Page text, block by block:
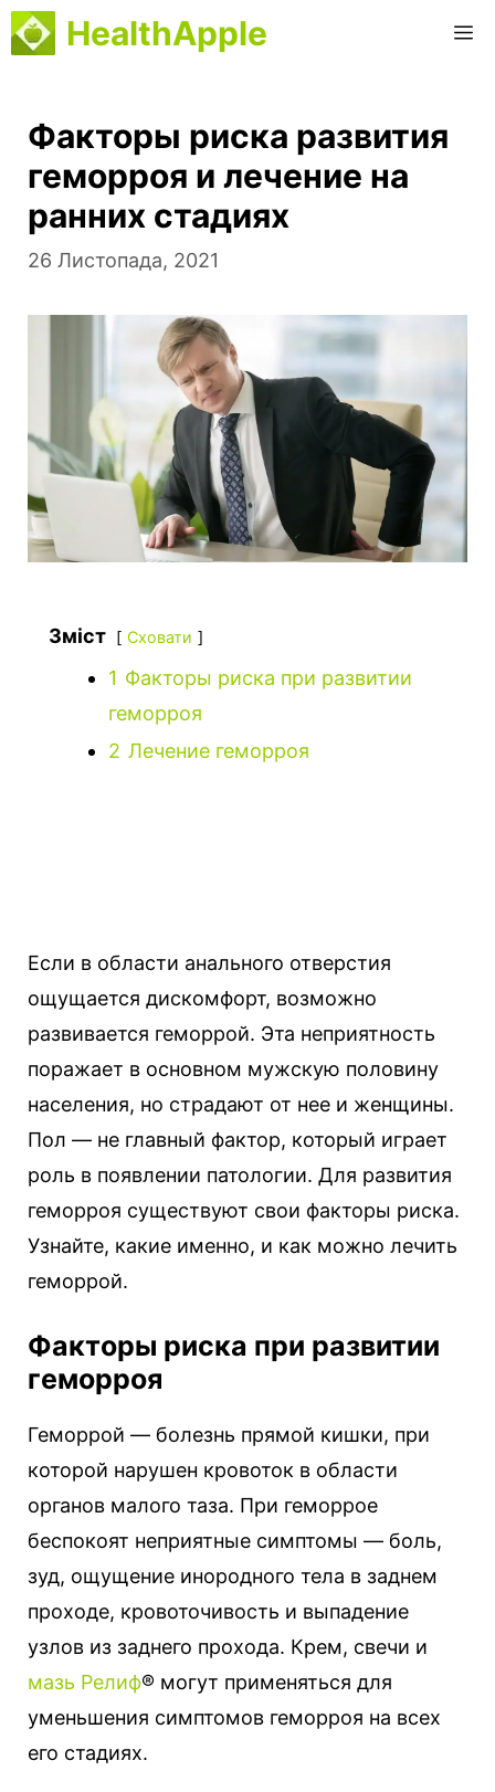
Перейти
до
HealthApple
Факторы риска развития
геморроя и лечение на
ранних стадиях
26 Листопада, 2021
Зміст Сховати
1 Факторы риска при развитии
геморроя
2 Лечение геморроя
Если в области анального отверстия
ощущается дискомфорт, возможно
развивается геморрой. Эта неприятность
поражает в основном мужскую половину
населения, но страдают от нее и женщины.
Пол — не главный фактор, который играет
роль в появлении патологии. Для развития
геморроя существуют свои факторы риска.
Узнайте, какие именно, и как можно лечить
геморрой.
Факторы риска при развитии
геморроя
Геморрой — болезнь прямой кишки, при
которой нарушен кровоток в области
органов малого таза. При геморрое
беспокоят неприятные симптомы — боль,
зуд, ощущение инородного тела в заднем
проходе, кровоточивость и выпадение
узлов из заднего прохода. Крем, свечи и
мазь Релиф® могут применяться для
уменьшения симптомов геморроя на всех
его стадиях.